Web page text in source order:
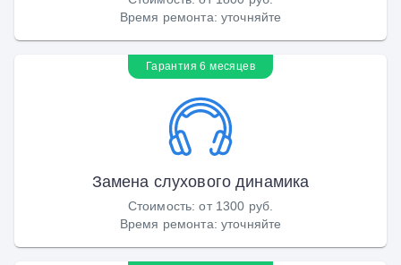
Время ремонта: уточняйте
Гарантия 6 месяцев
Замена слухового динамика
Стоимость:от 1300 руб.
Время ремонта: уточняйте